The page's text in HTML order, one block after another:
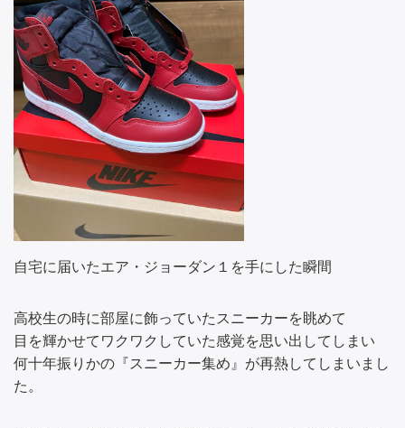
自宅に届いたエア・ジョーダン１を手にした瞬間
高校生の時に部屋に飾っていたスニーカーを眺めて
目を輝かせてワクワクしていた感覚を思い出してしまい
何十年振りかの『スニーカー集め』が再熱してしまいまし
た。